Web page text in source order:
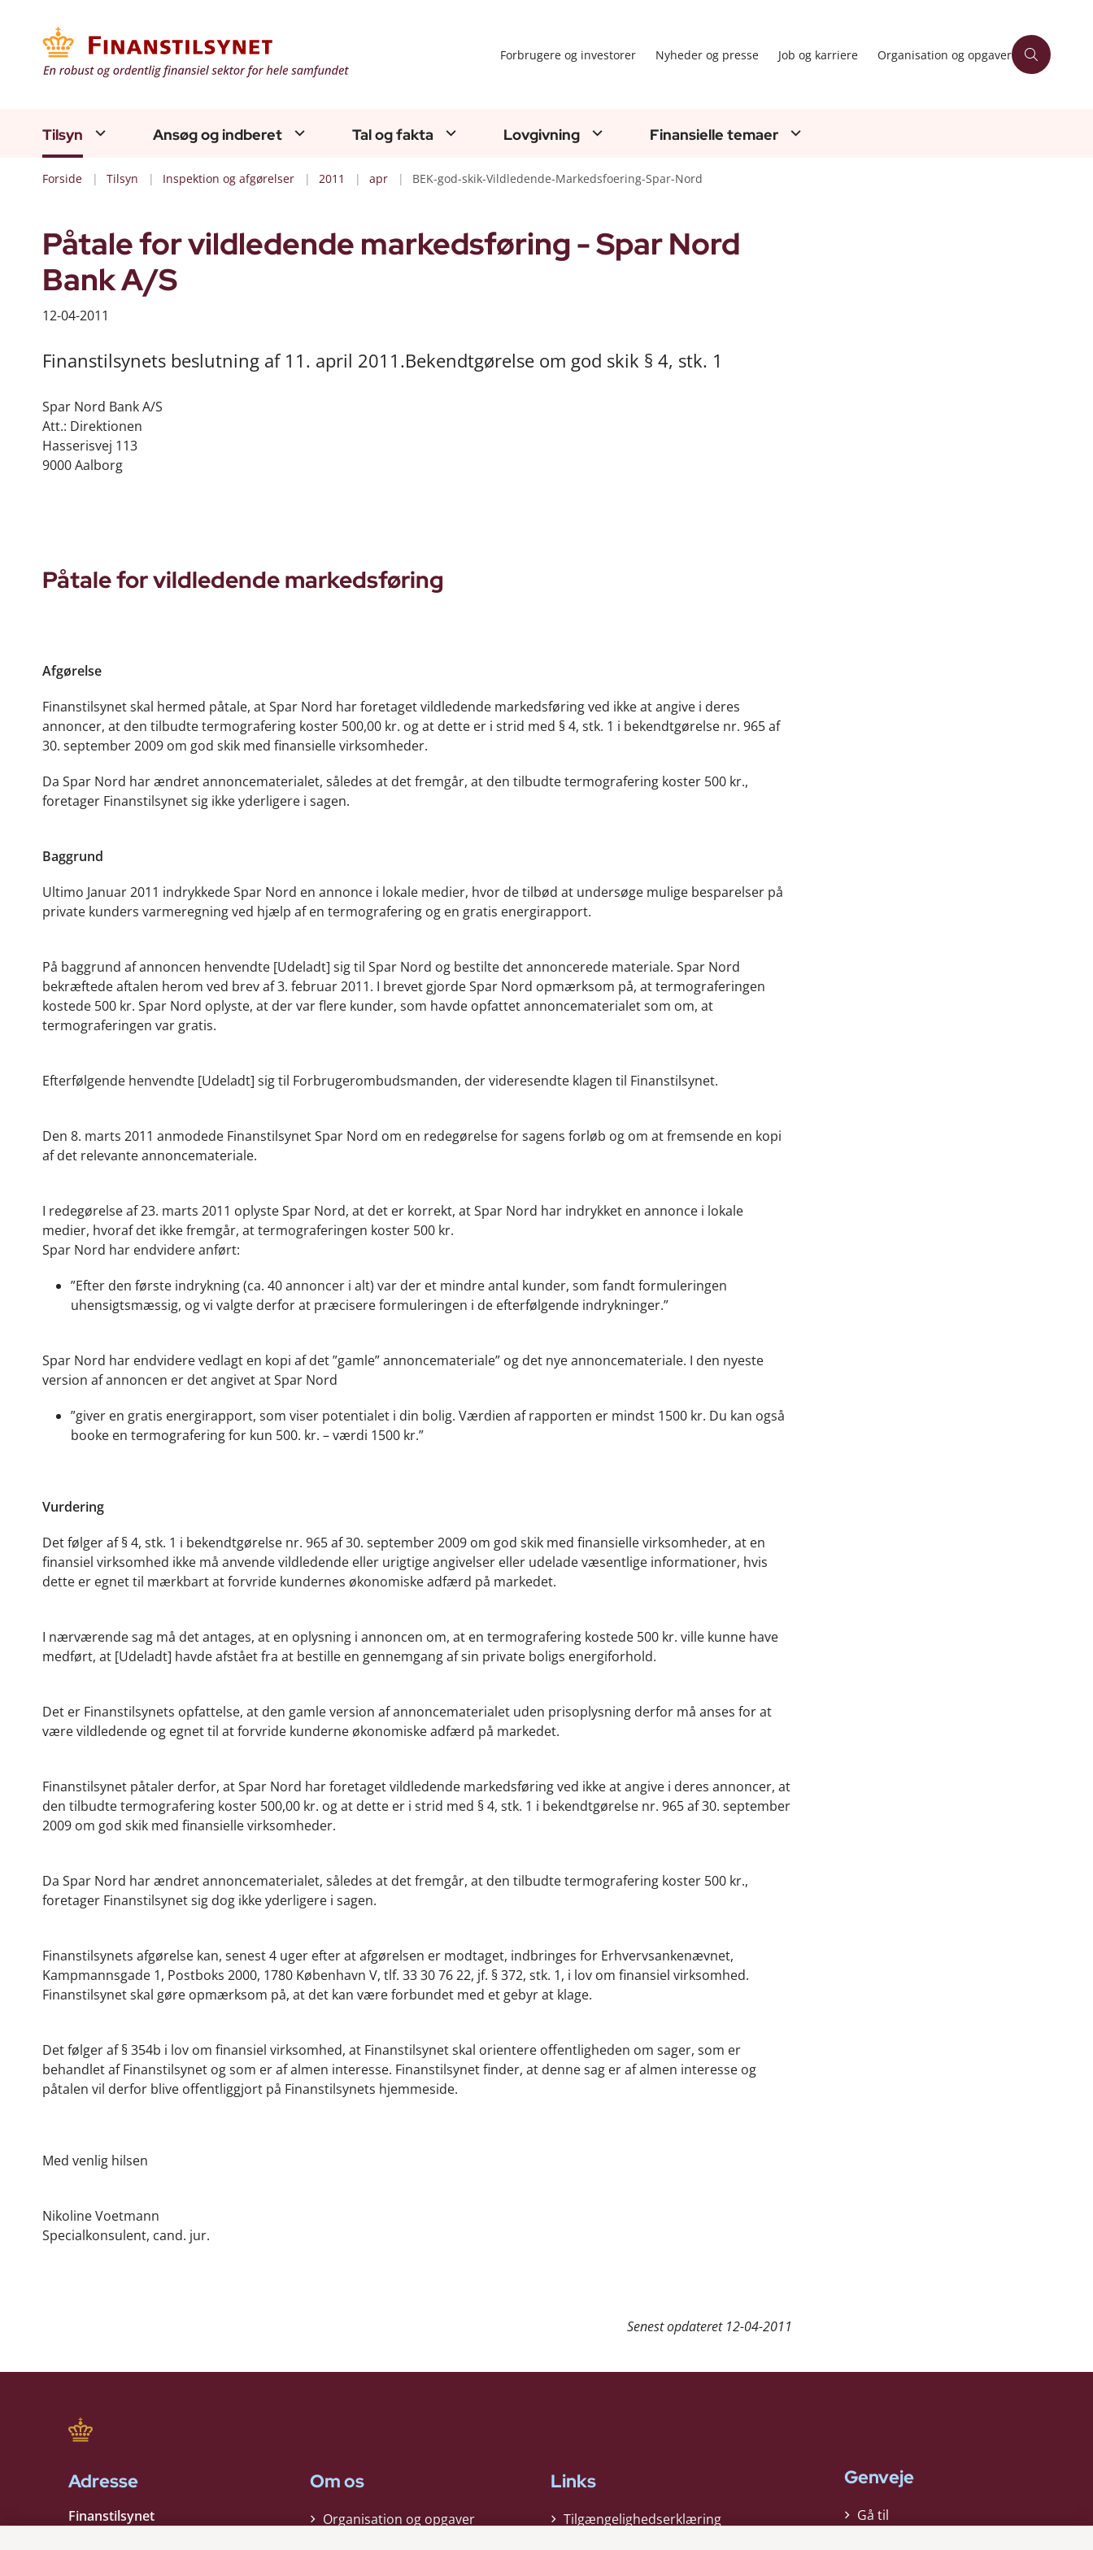
Forbrugere og investorer Nyheder og presse Job og karriere Organisation og opgaver
Tilsyn Ansøg og indberet Tal og fakta Lovgivning Finansielle temaer
Forside Tilsyn Inspektion og afgørelser 2011 apr BEK-god-skik-Vildledende-Markedsfoering-Spar-Nord
Påtale for vildledende markedsføring - Spar Nord
Bank A/S
12-04-2011
Finanstilsynets beslutning af 11. april 2011.Bekendtgørelse om god skik § 4, stk. 1
Spar Nord Bank A/S
Att.: Direktionen
Hasserisvej 113
9000 Aalborg
Påtale for vildledende markedsføring
Afgørelse
Finanstilsynet skal hermed påtale, at Spar Nord har foretaget vildledende markedsføring ved ikke at angive i deres
annoncer, at den tilbudte termografering koster 500,00 kr. og at dette er i strid med § 4, stk. 1 i bekendtgørelse nr. 965 af
30. september 2009 om god skik med finansielle virksomheder.
Da Spar Nord har ændret annoncematerialet, således at det fremgår, at den tilbudte termografering koster 500 kr.,
foretager Finanstilsynet sig ikke yderligere i sagen.
Baggrund
Ultimo Januar 2011 indrykkede Spar Nord en annonce i lokale medier, hvor de tilbød at undersøge mulige besparelser på
private kunders varmeregning ved hjælp af en termografering og en gratis energirapport.
På baggrund af annoncen henvendte [Udeladt] sig til Spar Nord og bestilte det annoncerede materiale. Spar Nord
bekræftede aftalen herom ved brev af 3. februar 2011. I brevet gjorde Spar Nord opmærksom på, at termograferingen
kostede 500 kr. Spar Nord oplyste, at der var flere kunder, som havde opfattet annoncematerialet som om, at
termograferingen var gratis.
Efterfølgende henvendte [Udeladt] sig til Forbrugerombudsmanden, der videresendte klagen til Finanstilsynet.
Den 8. marts 2011 anmodede Finanstilsynet Spar Nord om en redegørelse for sagens forløb og om at fremsende en kopi
af det relevante annoncemateriale.
I redegørelse af 23. marts 2011 oplyste Spar Nord, at det er korrekt, at Spar Nord har indrykket en annonce i lokale
medier, hvoraf det ikke fremgår, at termograferingen koster 500 kr.
Spar Nord har endvidere anført:
”Efter den første indrykning (ca. 40 annoncer i alt) var der et mindre antal kunder, som fandt formuleringen
uhensigtsmæssig, og vi valgte derfor at præcisere formuleringen i de efterfølgende indrykninger.”
Spar Nord har endvidere vedlagt en kopi af det ”gamle” annoncemateriale” og det nye annoncemateriale. I den nyeste
version af annoncen er det angivet at Spar Nord
”giver en gratis energirapport, som viser potentialet i din bolig. Værdien af rapporten er mindst 1500 kr. Du kan også
booke en termografering for kun 500. kr. – værdi 1500 kr.”
Vurdering
Det følger af § 4, stk. 1 i bekendtgørelse nr. 965 af 30. september 2009 om god skik med finansielle virksomheder, at en
finansiel virksomhed ikke må anvende vildledende eller urigtige angivelser eller udelade væsentlige informationer, hvis
dette er egnet til mærkbart at forvride kundernes økonomiske adfærd på markedet.
I nærværende sag må det antages, at en oplysning i annoncen om, at en termografering kostede 500 kr. ville kunne have
medført, at [Udeladt] havde afstået fra at bestille en gennemgang af sin private boligs energiforhold.
Det er Finanstilsynets opfattelse, at den gamle version af annoncematerialet uden prisoplysning derfor må anses for at
være vildledende og egnet til at forvride kunderne økonomiske adfærd på markedet.
Finanstilsynet påtaler derfor, at Spar Nord har foretaget vildledende markedsføring ved ikke at angive i deres annoncer, at
den tilbudte termografering koster 500,00 kr. og at dette er i strid med § 4, stk. 1 i bekendtgørelse nr. 965 af 30. september
2009 om god skik med finansielle virksomheder.
Da Spar Nord har ændret annoncematerialet, således at det fremgår, at den tilbudte termografering koster 500 kr.,
foretager Finanstilsynet sig dog ikke yderligere i sagen.
Finanstilsynets afgørelse kan, senest 4 uger efter at afgørelsen er modtaget, indbringes for Erhvervsankenævnet,
Kampmannsgade 1, Postboks 2000, 1780 København V, tlf. 33 30 76 22, jf. § 372, stk. 1, i lov om finansiel virksomhed.
Finanstilsynet skal gøre opmærksom på, at det kan være forbundet med et gebyr at klage.
Det følger af § 354b i lov om finansiel virksomhed, at Finanstilsynet skal orientere offentligheden om sager, som er
behandlet af Finanstilsynet og som er af almen interesse. Finanstilsynet finder, at denne sag er af almen interesse og
påtalen vil derfor blive offentliggjort på Finanstilsynets hjemmeside.
Med venlig hilsen
Nikoline Voetmann
Specialkonsulent, cand. jur.
Senest opdateret 12-04-2011
Adresse
Finanstilsynet
Om os
Organisation og opgaver
Links
Tilgængelighedserklæring
Genveje
Gå til